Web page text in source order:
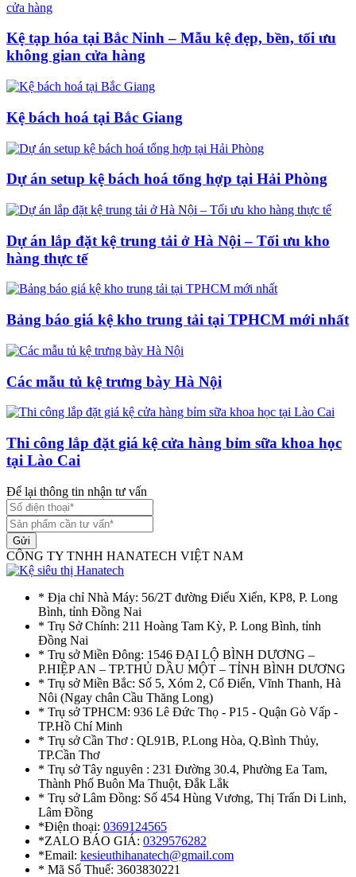
Kệ tạp hóa tại Bắc Ninh – Mẫu kệ đẹp, bền, tối ưu
không gian cửa hàng
Kệ bách hoá tại Bắc Giang
Dự án setup kệ bách hoá tổng hợp tại Hải Phòng
Dự án lắp đặt kệ trung tải ở Hà Nội – Tối ưu kho
hàng thực tế
Bảng báo giá kệ kho trung tải tại TPHCM mới nhất
Các mẫu tủ kệ trưng bày Hà Nội
Thi công lắp đặt giá kệ cửa hàng bỉm sữa khoa học
tại Lào Cai
Để lại thông tin nhận tư vấn
Gửi
CÔNG TY TNHH HANATECH VIỆT NAM
* Địa chỉ Nhà Máy: 56/2T đường Điểu Xiển, KP8, P. Long
Bình, tỉnh Đồng Nai
* Trụ Sở Chính: 211 Hoàng Tam Kỳ, P. Long Bình, tỉnh
Đồng Nai
* Trụ sở Miền Đông: 1546 ĐẠI LỘ BÌNH DƯƠNG –
P.HIỆP AN – TP.THỦ DẦU MỘT – TỈNH BÌNH DƯƠNG
* Trụ sở Miền Bắc: Số 5, Xóm 2, Cổ Điển, Vĩnh Thanh, Hà
Nôi (Ngay chân Cầu Thăng Long)
* Trụ sở TPHCM: 936 Lê Đức Thọ - P15 - Quận Gò Vấp -
TP.Hồ Chí Minh
* Trụ sở Cần Thơ : QL91B, P.Long Hòa, Q.Bình Thủy,
TP.Cần Thơ
* Trụ sở Tây nguyên : 231 Đường 30.4, Phường Ea Tam,
Thành Phố Buôn Ma Thuột, Đắk Lắk
* Trụ sở Lâm Đồng: Số 454 Hùng Vương, Thị Trấn Di Linh,
Lâm Đồng
*Điện thoại: 0369124565
*ZALO BÁO GIÁ: 0329576282
*Email: kesieuthihanatech@gmail.com
* Mã Số Thuế: 3603830221